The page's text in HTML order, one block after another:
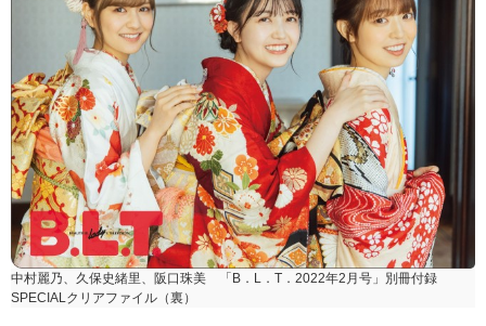
中村麗乃、久保史緒里、阪口珠美 「B．L．T．2022年2月号」別冊付録
SPECIALクリアファイル（裏）